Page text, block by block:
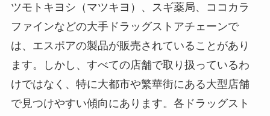
ツモトキヨシ（マツキヨ）、スギ薬局、ココカラ
ファインなどの大手ドラッグストアチェーンで
は、エスポアの製品が販売されていることがあり
ます。しかし、すべての店舗で取り扱っているわ
けではなく、特に大都市や繁華街にある大型店舗
で見つけやすい傾向にあります。各ドラッグスト